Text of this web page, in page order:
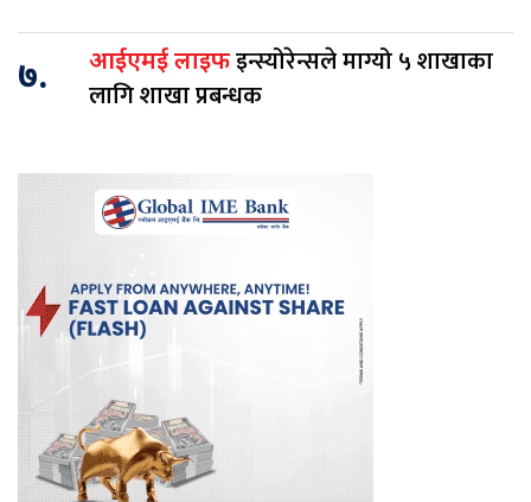
७. आईएमई लाइफइन्स्योरेन्सले माग्यो ५ शाखाका
लागि शाखा प्रबन्धक